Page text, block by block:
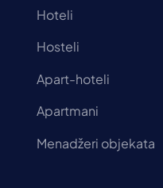
Hoteli
Hosteli
Apart-hoteli
Apartmani
Menadžeri objekata